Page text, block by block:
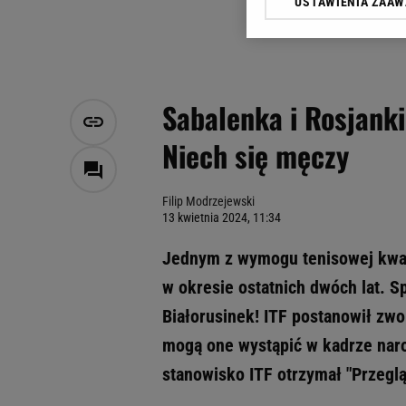
Sabalenka i
Niech się męczy
Filip Modrzejewski
13 kwietnia 2024, 11:34
Jednym z wymogu tenisowej
w okresie ostatnich dwóch lat.
Białorusinek! ITF postanowił
mogą one wystąpić w kadrze
stanowisko ITF otrzymał
Klikając „Akceptuję”
Zaufanych Partnerów i
My, nasi Zaufani
Użycie dokładnych
Przechowywanie
badnie odbiorców i